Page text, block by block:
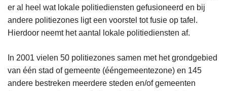
er al heel wat lokale politiediensten gefusioneerd en bij
andere politiezones ligt een voorstel tot fusie op tafel.
Hierdoor neemt het aantal lokale politiediensten af.
In 2001 vielen 50 politiezones samen met het grondgebied
van één stad of gemeente (ééngemeentezone) en 145
andere bestreken meerdere steden en/of gemeenten